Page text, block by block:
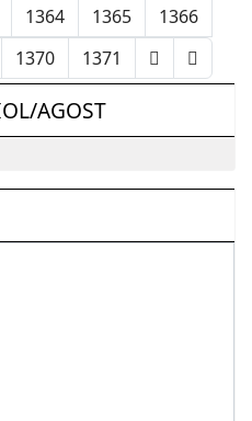
1364 1365
1366
1370 1371
AGOST